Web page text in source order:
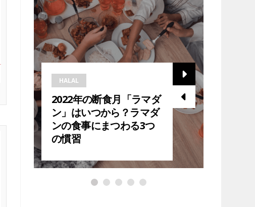
HALAL
2022年の断食月「ラマダ
ン」はいつから？ラマダ
ンの食事にまつわる3つ
の慣習